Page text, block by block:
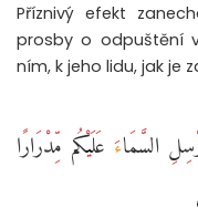
Příznivý efekt
prosby o odpuštění
ním, k jeho lidu, jak je
السَّمَاءَ عَلَيْكُم مِّدْرَارًا